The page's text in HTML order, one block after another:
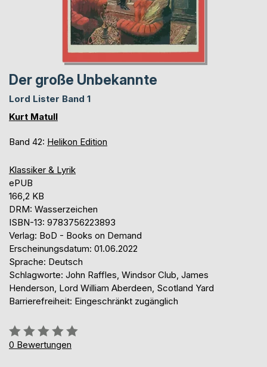
Der große Unbekannte
Lord Lister Band 1
Kurt Matull
Band 42: Helikon Edition
Klassiker & Lyrik
ePUB
166,2 KB
DRM: Wasserzeichen
ISBN-13: 9783756223893
Verlag: BoD - Books on Demand
Erscheinungsdatum: 01.06.2022
Sprache: Deutsch
Schlagworte: John Raffles, Windsor Club, James
Henderson, Lord William Aberdeen, Scotland Yard
Barrierefreiheit: Eingeschränkt zugänglich
Bewertung::
0%
0 Bewertungen